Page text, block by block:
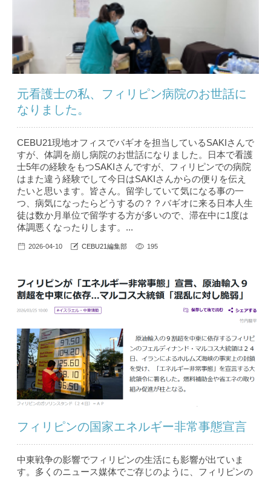
元看護士の私、フィリピン病院のお世話に
なりました。
CEBU21現地オフィスでバギオを担当しているSAKIさんで
すが、体調を崩し病院のお世話になりました。日本で看護
士5年の経験をもつSAKIさんですが、フィリピンでの病院
はまた違う経験でして今日はSAKIさんからの便りを伝え
たいと思います。皆さん。留学していて気になる事の一
つ、病気になったらどうするの？？バギオに来る日本人生
徒は数か月単位で留学する方が多いので、滞在中に1度は
体調悪くなったりします。...
2026-04-10 CEBU21編集部 195
フィリピンの国家エネルギー非常事態宣言
中東戦争の影響でフィリピンの生活にも影響が出ていま
す。多くのニュース媒体でご存じのように、フィリピンの